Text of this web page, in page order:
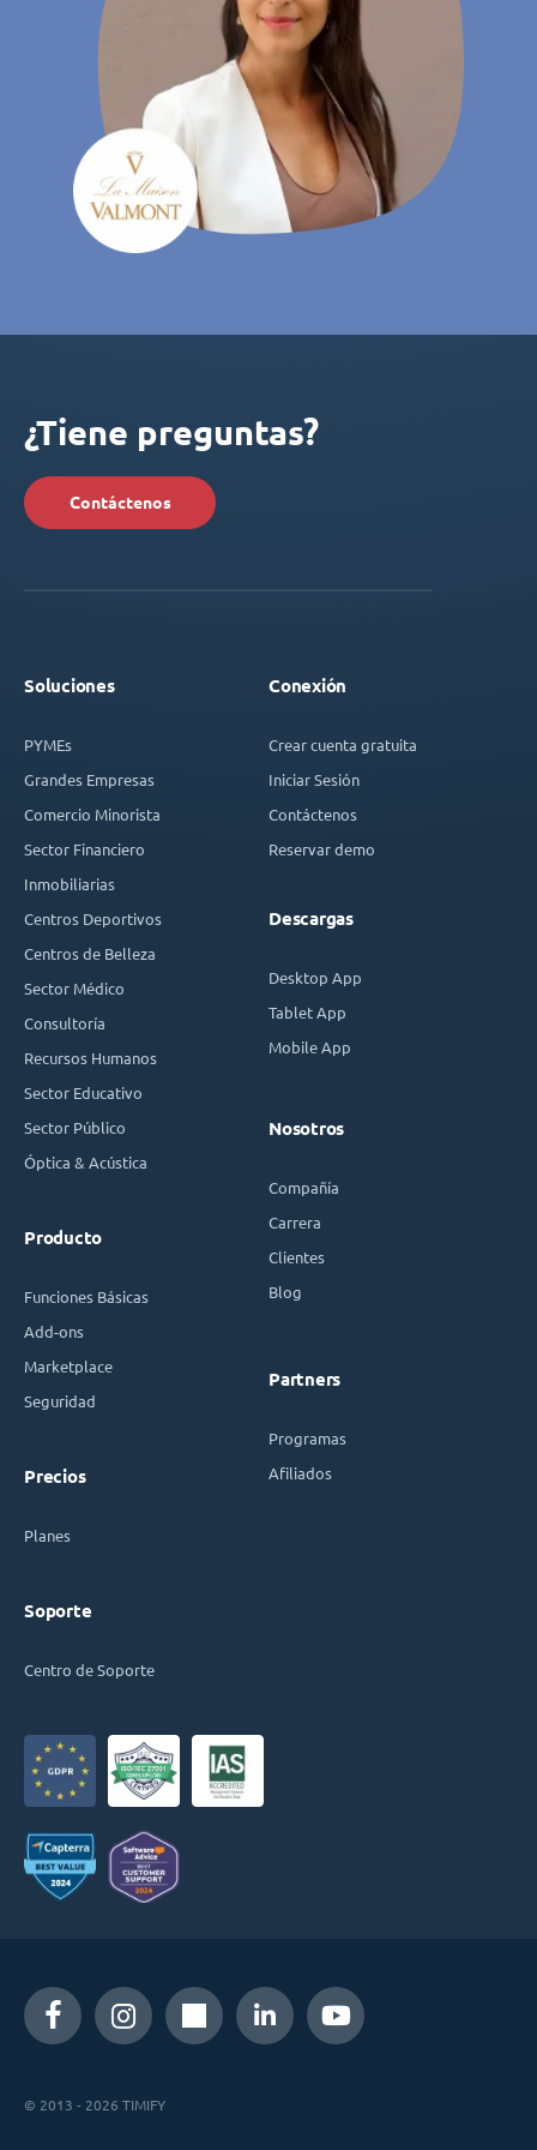
¿Tiene preguntas?
Contáctenos
Soluciones
PYMEs
Grandes Empresas
Comercio Minorista
Sector Financiero
Inmobiliarias
Centros Deportivos
Centros de Belleza
Sector Médico
Consultoría
Recursos Humanos
Sector Educativo
Sector Público
Óptica & Acústica
Producto
Funciones Básicas
Add-ons
Marketplace
Seguridad
Precios
Planes
Soporte
Centro de Soporte
Conexión
Crear cuenta gratuita
Iniciar Sesión
Contáctenos
Reservar demo
Descargas
Desktop App
Tablet App
Mobile App
Nosotros
Compañía
Carrera
Clientes
Blog
Partners
Programas
Afiliados
© 2013 - 2026 TIMIFY